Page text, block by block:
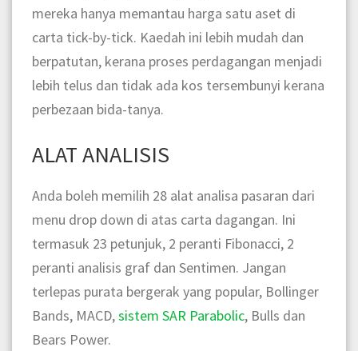
mereka hanya memantau harga satu aset di
carta tick-by-tick. Kaedah ini lebih mudah dan
berpatutan, kerana proses perdagangan menjadi
lebih telus dan tidak ada kos tersembunyi kerana
perbezaan bida-tanya.
ALAT ANALISIS
Anda boleh memilih 28 alat analisa pasaran dari
menu drop down di atas carta dagangan. Ini
termasuk 23 petunjuk, 2 peranti Fibonacci, 2
peranti analisis graf dan Sentimen. Jangan
terlepas purata bergerak yang popular, Bollinger
Bands, MACD,sistem SAR Parabolic, Bulls dan
Bears Power.